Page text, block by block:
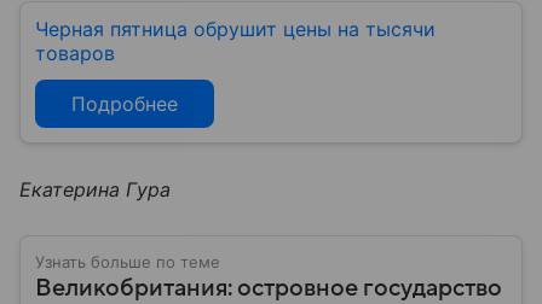
Черная пятница обрушит цены на тысячи
товаров
Подробнее
Екатерина Гура
Узнать больше по теме
Великобритания: островное государство